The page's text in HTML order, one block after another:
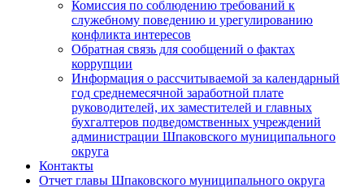
Комиссия по соблюдению требований к
служебному поведению и урегулированию
конфликта интересов
Обратная связь для сообщений о фактах
коррупции
Информация о рассчитываемой за календарный
год среднемесячной заработной плате
руководителей, их заместителей и главных
бухгалтеров подведомственных учреждений
администрации Шпаковского муниципального
округа
Контакты
Отчет главы Шпаковского муниципального округа